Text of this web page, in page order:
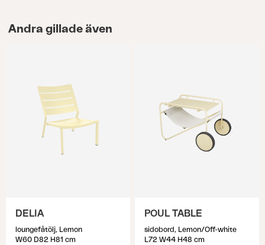
Andra gillade även
DELIA
loungefåtölj, Lemon
W60 D82 H81 cm
POUL TABLE
sidobord, Lemon/Off-white
L72 W44 H48 cm